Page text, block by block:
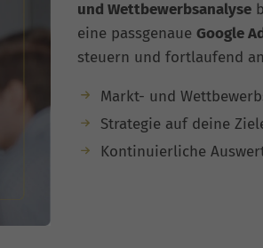
und Wettbewerbsanalyse
eine passgenaue Google
steuern und fortlaufend
Markt- und
Strategie auf deine
Kontinuierliche